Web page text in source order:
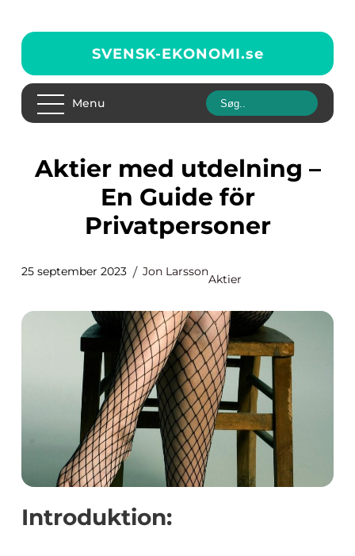
SVENSK-EKONOMI.se
Menu
Aktier med utdelning –
En Guide för
Privatpersoner
25 september 2023 Jon Larsson
Aktier
Introduktion: